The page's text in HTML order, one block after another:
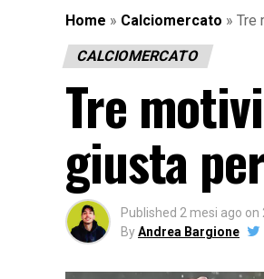
Home » Calciomercato » Tre
CALCIOMERCATO
Tre
giusta
Published 2 mesi ago on
ByAndrea Bargione